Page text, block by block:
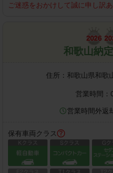
ご迷惑をおかけして誠に申し訳あ
和歌山納
住所： 和歌山県和歌
営業時間：
営業時間外返
保有車両クラス